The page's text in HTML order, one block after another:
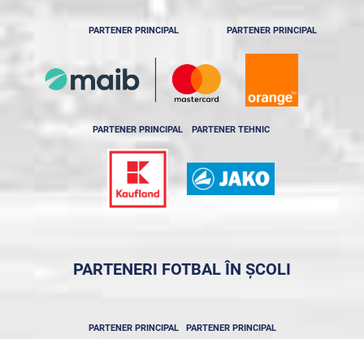
PARTENER PRINCIPAL PARTENER PRINCIPAL
PARTENER PRINCIPAL PARTENER TEHNIC
PARTENERI FOTBAL ÎN ȘCOLI
PARTENER PRINCIPAL PARTENER PRINCIPAL